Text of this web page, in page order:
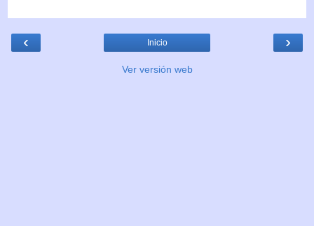
‹ ›
Inicio
Ver versión web